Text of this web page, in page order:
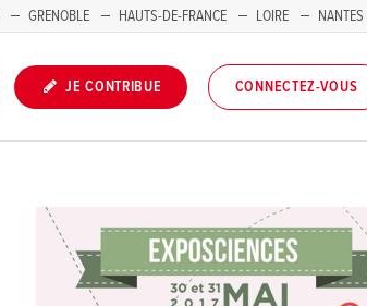
GRENOBLE HAUTS-DE-FRANCE LOIRE NANTES
JE CONTRIBUE CONNECTEZ-VOUS